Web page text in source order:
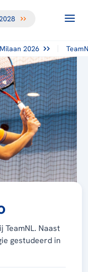
Milaan 2026
Naast
gestudeerd in